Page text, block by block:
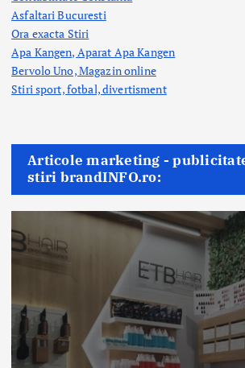
Asfaltari Bucuresti
Ora exacta Stiri
Apa Kangen, Aparat Apa Kangen
Bervolo Uno, Magazin online
Stiri sport, fotbal,divertisment
Articole marketing -
stiri brandINFO.ro: